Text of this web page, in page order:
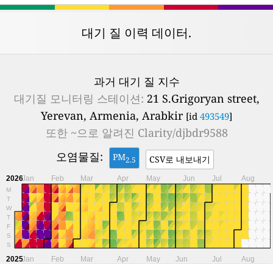
대기 질 이력 데이터.
과거 대기 질 지수
대기질 모니터링 스테이션: 21 S.Grigoryan street,
Yerevan, Armenia, Arabkir [id 493549]
또한 ~으로 알려진 Clarity/djbdr9588
오염물질:
PM2.5 CSV로 내보내기
2026
M
T
W
T
F
S
S
Jan Feb Mar Apr May Jun Jul Aug
2025Jan Feb Mar Apr May Jun Jul Aug